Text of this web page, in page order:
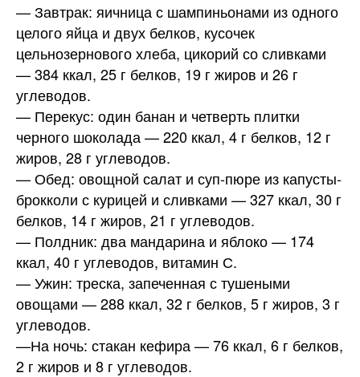
— Завтрак: яичница с шампиньонами из одного
целого яйца и двух белков, кусочек
цельнозернового хлеба, цикорий со сливками
— 384 ккал, 25 г белков, 19 г жиров и 26 г
углеводов.
— Перекус: один банан и четверть плитки
черного шоколада — 220 ккал, 4 г белков, 12 г
жиров, 28 г углеводов.
— Обед: овощной салат и суп-пюре из капусты-
брокколи с курицей и сливками — 327 ккал, 30 г
белков, 14 г жиров, 21 г углеводов.
— Полдник: два мандарина и яблоко — 174
ккал, 40 г углеводов, витамин С.
— Ужин: треска, запеченная с тушеными
овощами — 288 ккал, 32 г белков, 5 г жиров, 3 г
углеводов.
—На ночь: стакан кефира — 76 ккал, 6 г белков,
2 г жиров и 8 г углеводов.